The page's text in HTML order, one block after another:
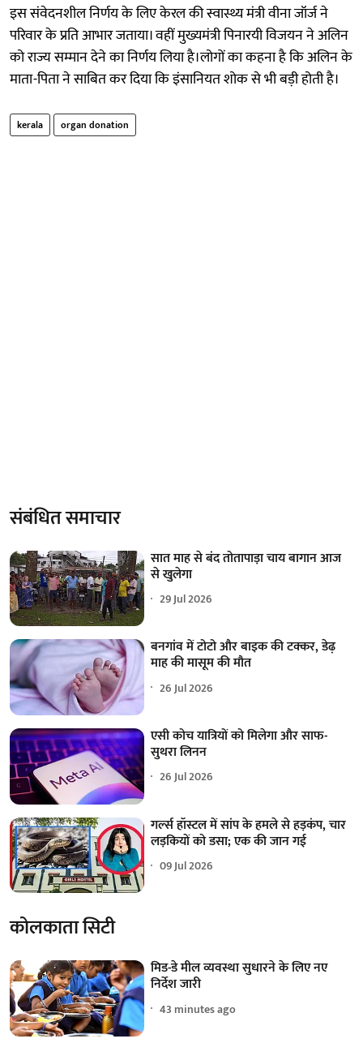
इस संवेदनशील निर्णय के लिए केरल की स्वास्थ्य मंत्री वीना जॉर्ज ने
परिवार के प्रति आभार जताया। वहीं मुख्यमंत्री पिनारयी विजयन ने अलिन
को राज्य सम्मान देने का निर्णय लिया है।लोगों का कहना है कि अलिन के
माता-पिता ने साबित कर दिया कि इंसानियत शोक से भी बड़ी होती है।
kerala organ donation
संबंधित समाचार
सात माह से बंद तोतापाड़ा चाय बागान आज
से खुलेगा
29 Jul 2026
बनगांव में टोटो और बाइक की टक्कर, डेढ़
माह की मासूम की मौत
26 Jul 2026
एसी कोच यात्रियों को मिलेगा और साफ-
सुथरा लिनन
26 Jul 2026
गर्ल्स हॉस्टल में सांप के हमले से हड़कंप, चार
लड़कियों को डसा; एक की जान गई
09 Jul 2026
कोलकाता सिटी
मिड-डे मील व्यवस्था सुधारने के लिए नए
निर्देश जारी
43 minutes ago